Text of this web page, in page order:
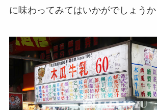
に味わってみてはいかがでしょうか